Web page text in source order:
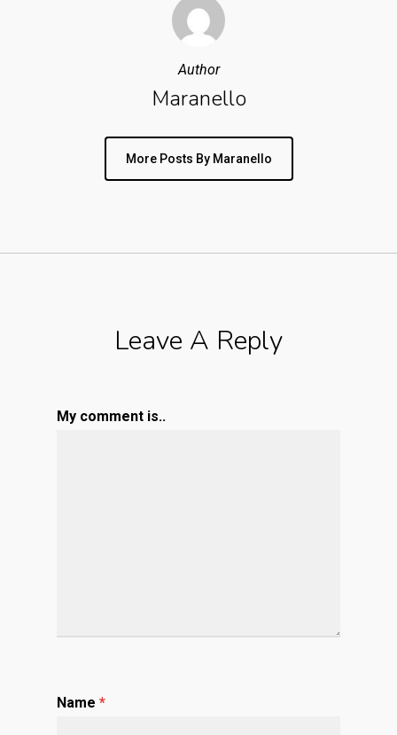
Author
Maranello
More Posts By Maranello
Leave A Reply
My comment is..
Name *